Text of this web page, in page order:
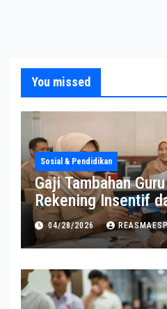
You missed
Sosial & Pendidikan
Gaji Tambahan
Rekening Insentif
Diperpanjang
04/28/2026